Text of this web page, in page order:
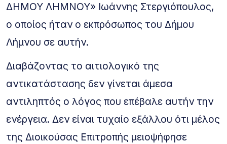
ΔΗΜΟΥ ΛΗΜΝΟΥ» Ιωάννης Στεργιόπουλος,
ο οποίος ήταν ο εκπρόσωπος του Δήμου
Λήμνου σε αυτήν.
Διαβάζοντας το αιτιολογικό της
αντικατάστασης δεν γίνεται άμεσα
αντιληπτός ο λόγος που επέβαλε αυτήν την
ενέργεια. Δεν είναι τυχαίο εξάλλου ότι μέλος
της Διοικούσας Επιτροπής μειοψήφησε